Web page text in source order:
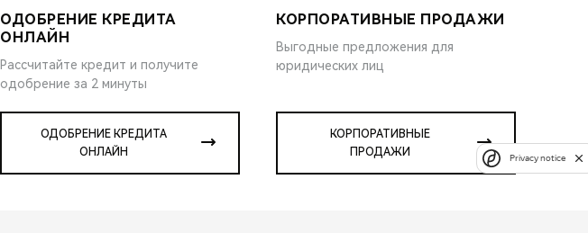
ОДОБРЕНИЕ КРЕДИТА
ОНЛАЙН
Рассчитайте кредит и получите
одобрение за 2 минуты
ОДОБРЕНИЕ КРЕДИТА
ОНЛАЙН
КОРПОРАТИВНЫЕ ПРОДАЖИ
Выгодные предложения для
юридических лиц
КОРПОРАТИВНЫЕ
ПРОДАЖИ
Privacy notice